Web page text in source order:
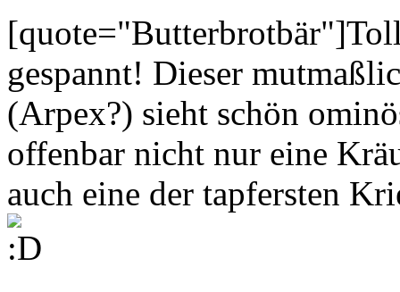
gespannt! Dieser
(Arpex?) sieht schön
offenbar nicht nur eine
auch eine der tapfersten